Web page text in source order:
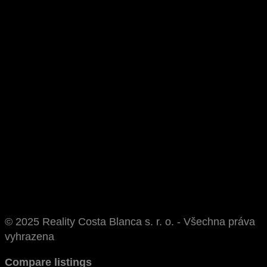
© 2025 Reality Costa Blanca s. r. o. - Všechna práva
vyhrazena
Compare listings